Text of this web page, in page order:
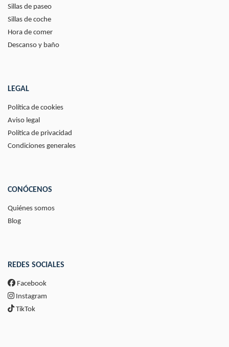
Sillas de paseo
Sillas de coche
Hora de comer
Descanso y baño
LEGAL
Política de cookies
Aviso legal
Política de privacidad
Condiciones generales
CONÓCENOS
Quiénes somos
Blog
REDES SOCIALES
Facebook
Instagram
TikTok